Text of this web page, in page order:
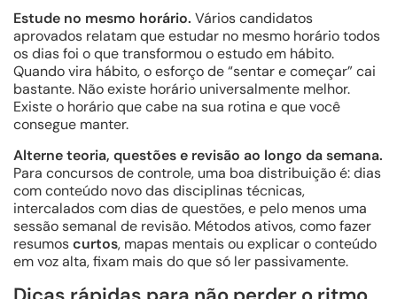
Estude no mesmo horário. Vários candidatos
aprovados relatam que estudar no mesmo horário todos
os dias foi o que transformou o estudo em hábito.
Quando vira hábito, o esforço de “sentar e começar” cai
bastante. Não existe horário universalmente melhor.
Existe o horário que cabe na sua rotina e que você
consegue manter.
Alterne teoria, questões e revisão ao longo da semana.
Para concursos de controle, uma boa distribuição é: dias
com conteúdo novo das disciplinas técnicas,
intercalados com dias de questões, e pelo menos uma
sessão semanal de revisão. Métodos ativos, como fazer
resumoscurtos, mapas mentais ou explicar o conteúdo
em voz alta, fixam mais do que só ler passivamente.